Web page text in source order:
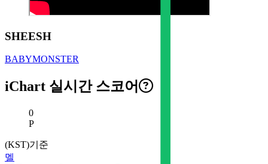
SHEESH
BABYMONSTER
iChart 실시간 스코어
현재 스코어
0
P
(KST)기준
멜